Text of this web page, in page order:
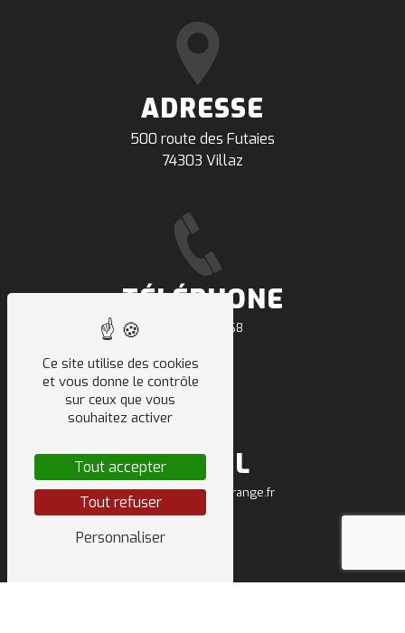
ADRESSE
500 route des Futaies
74303 Villaz
TÉLÉPHONE
04 50 64 91 68
E-MAIL
sarl.deletraz.tp@orange.fr
Ce site utilise des cookies
et vous donne le contrôle
sur ceux que vous
souhaitez activer
Tout accepter
Tout refuser
Personnaliser